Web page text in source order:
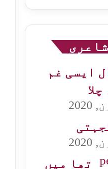
ایسی غم
تھا میں